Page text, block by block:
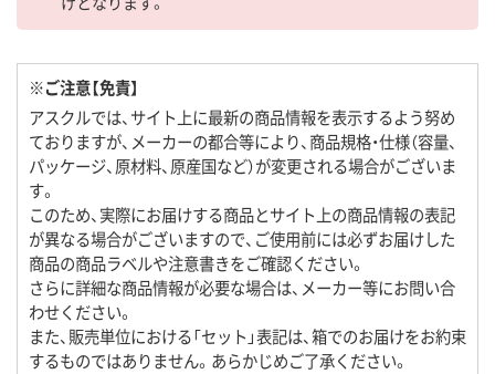
※ご注意【免責】
アスクルでは、サイト上に最新の商品情報を表示するよう努め
ておりますが、メーカーの都合等により、商品規格・仕様（容量、
パッケージ、原材料、原産国など）が変更される場合がございま
す。
このため、実際にお届けする商品とサイト上の商品情報の表記
が異なる場合がございますので、ご使用前には必ずお届けした
商品の商品ラベルや注意書きをご確認ください。
さらに詳細な商品情報が必要な場合は、メーカー等にお問い合
わせください。
また、販売単位における「セット」表記は、箱でのお届けをお約束
するものではありません。あらかじめご了承ください。